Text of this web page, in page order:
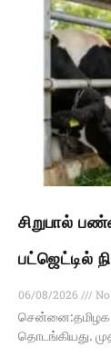
சிறுபால்
பட்ஜெட்டில்
06/08/2026
சென்னை:தமிழக
தொடங்கியது.